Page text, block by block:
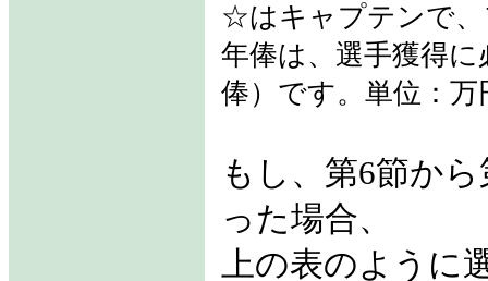
☆はキャプテンで
年俸は、選手獲得
俸）です。単位：万
もし、第6節か
った場合、
上の表のように